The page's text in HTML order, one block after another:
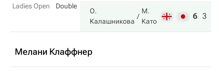
Ladies Open
Double
О.
Калашникова
М.
Като
6 3
Мелани Клаффнер